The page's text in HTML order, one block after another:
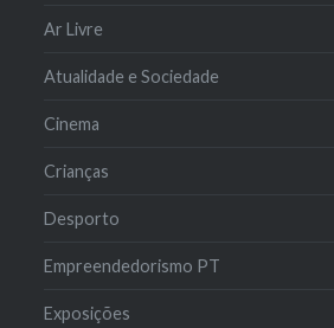
Ar Livre
Atualidade e Sociedade
Cinema
Crianças
Desporto
Empreendedorismo PT
Exposições